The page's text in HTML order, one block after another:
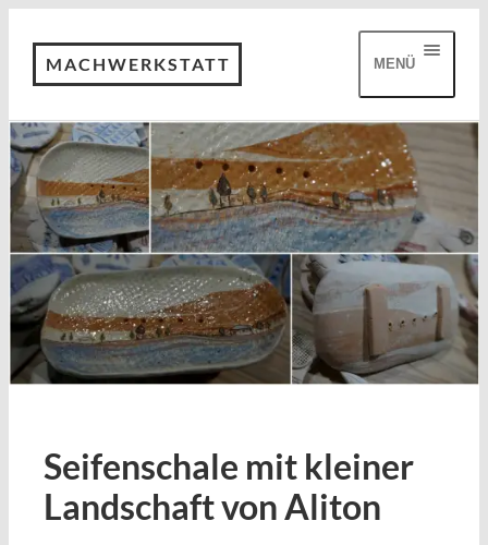
MACHWERKSTATT MENÜ
Seifenschale mit kleiner
Landschaft von Aliton